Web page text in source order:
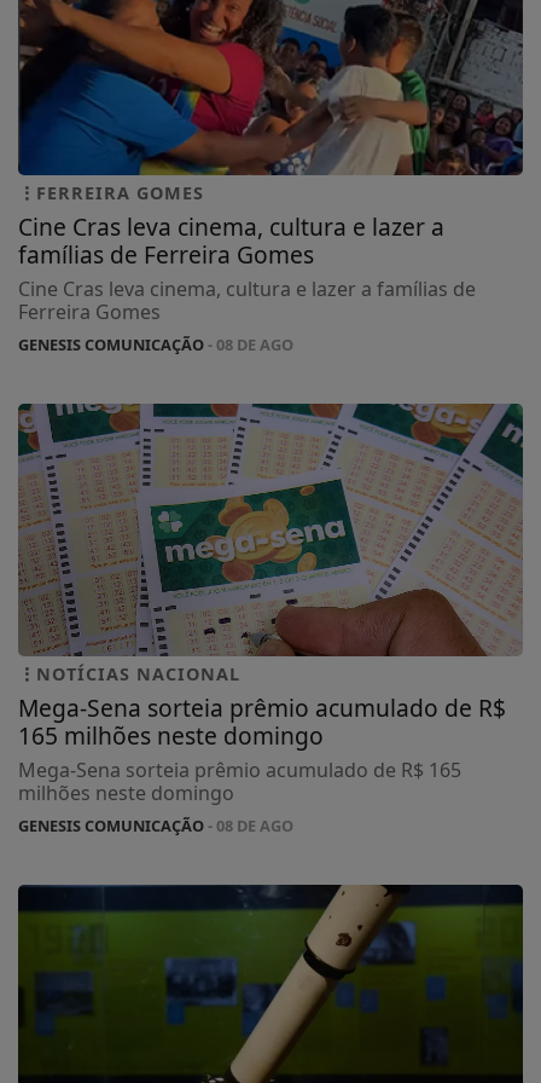
FERREIRA GOMES
Cine Cras leva cinema, cultura e lazer a
famílias de Ferreira Gomes
Cine Cras leva cinema, cultura e lazer a famílias de
Ferreira Gomes
GENESIS COMUNICAÇÃO- 08 DE AGO
NOTÍCIAS NACIONAL
Mega-Sena sorteia prêmio acumulado de R$
165 milhões neste domingo
Mega-Sena sorteia prêmio acumulado de R$ 165
milhões neste domingo
GENESIS COMUNICAÇÃO- 08 DE AGO